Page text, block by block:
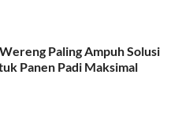
Paling Ampuh Solusi
Panen Padi Maksimal